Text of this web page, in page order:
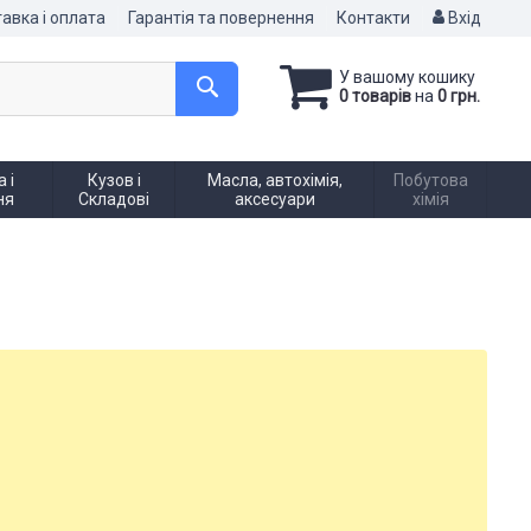
і оплата Гарантія та повернення Контакти Вхід
У вашому кошику
0 товарівна 0 грн.
і
Кузов і
Складові
Масла, автохімія,
аксесуари
Побутова
хімія